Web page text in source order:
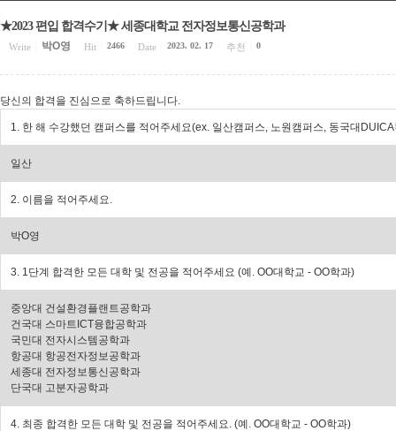
★2023 편입 합격수기★ 세종대학교 전자정보통신공학과
Write 박O영 Hit 2466 Date 2023. 02. 17 추천 0
당신의 합격을 진심으로 축하드립니다.
1. 한 해 수강했던 캠퍼스를 적어주세요(ex. 일산캠퍼스, 노원캠퍼스, 동국대
일산
2. 이름을 적어주세요.
박O영
3. 1단계 합격한 모든 대학 및 전공을 적어주세요 (예. OO대학교 - OO학과)
중앙대 건설환경플랜트공학과
건국대 스마트ICT융합공학과
국민대 전자시스템공학과
항공대 항공전자정보공학과
세종대 전자정보통신공학과
단국대 고분자공학과
4. 최종 합격한 모든 대학 및 전공을 적어주세요. (예. OO대학교 - OO학과)